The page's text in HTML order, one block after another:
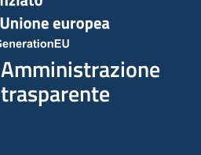
Amministrazione
trasparente